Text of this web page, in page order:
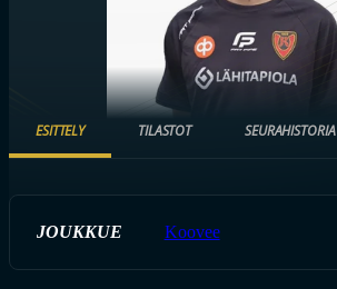
ESITTELY TILASTOT SEURAHISTORIA
JOUKKUE Koovee